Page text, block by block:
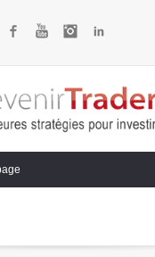
FacebookYouTubeInstagram